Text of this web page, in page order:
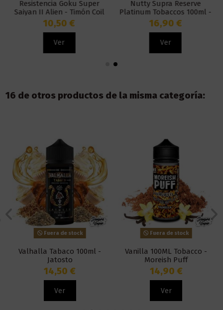
Resistencia Goku Super
Saiyan II Alien - Timón Coil
10,50 €
Ver
Nutty Supra Reserve
Platinum Tobaccos 100ml -
Bombo
16,90 €
Ver
16 de otros productos de la misma categoría:
Fuera de stock
Valhalla Tabaco 100ml -
Jatosto
14,50 €
Ver
Fuera de stock
Vanilla 100ML Tobacco -
Moreish Puff
14,90 €
Ver